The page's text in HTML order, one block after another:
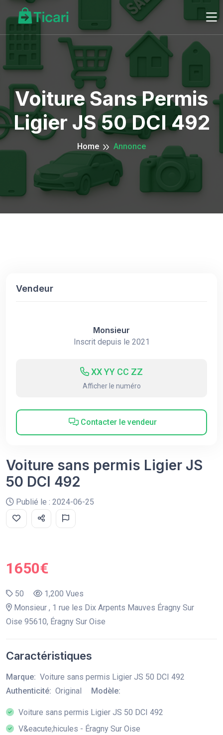
Voiture Sans Permis
Ligier JS 50 DCI 492
Home Annonce
Vendeur
Monsieur
Inscrit depuis le 2021
XX YY CC ZZ
Afficher le numéro
Contacter le vendeur
Voiture sans permis Ligier JS
50 DCI 492
Publié le : 2024-06-25
1650€
50
1,200 Vues
Monsieur , 1 rue les Dix Arpents Mauves Éragny Sur
Oise 95610, Éragny Sur Oise
Caractéristiques
Marque: Voiture sans permis Ligier JS 50 DCI 492
Authenticité: Original Modèle:
Voiture sans permis Ligier JS 50 DCI 492
V&eacute;hicules - Éragny Sur Oise